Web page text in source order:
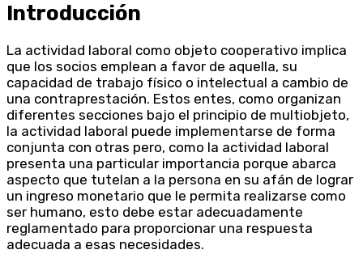
Introducción
La actividad laboral como objeto cooperativo implica
que los socios emplean a favor de aquella, su
capacidad de trabajo físico o intelectual a cambio de
una contraprestación. Estos entes, como organizan
diferentes secciones bajo el principio de multiobjeto,
la actividad laboral puede implementarse de forma
conjunta con otras pero, como la actividad laboral
presenta una particular importancia porque abarca
aspecto que tutelan a la persona en su afán de lograr
un ingreso monetario que le permita realizarse como
ser humano, esto debe estar adecuadamente
reglamentado para proporcionar una respuesta
adecuada a esas necesidades.